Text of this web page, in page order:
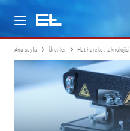
Ürünler
Sektörler
Ana sayfa Ürünler Hat hareket teknolojisi